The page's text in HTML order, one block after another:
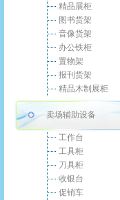
精品展柜
图书货架
音像货架
办公铁柜
置物架
报刊货架
精品木制展柜
卖场辅助设备
工作台
工具柜
刀具柜
收银台
促销车